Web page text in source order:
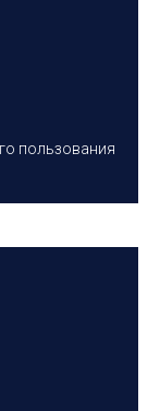
пользования